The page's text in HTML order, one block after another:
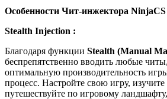
Особенности Чит-инжектора NinjaCS
Stealth Injection :
Благодаря функции Stealth (Manual
беспрепятственно вводить любые
оптимальную производительность
процесс. Настройте свою игру,
путешествуйте по игровому